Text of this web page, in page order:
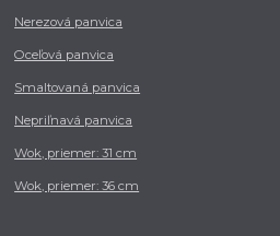
Nerezová panvica
Oceľová panvica
Smaltovaná panvica
Nepriľnavá panvica
Wok, priemer: 31 cm
Wok, priemer: 36 cm